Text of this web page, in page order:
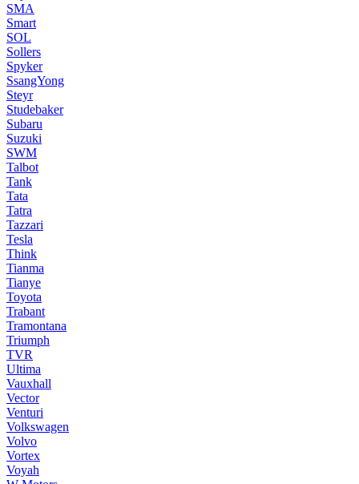
SMA
Smart
SOL
Sollers
Spyker
SsangYong
Steyr
Studebaker
Subaru
Suzuki
SWM
Talbot
Tank
Tata
Tatra
Tazzari
Tesla
Think
Tianma
Tianye
Toyota
Trabant
Tramontana
Triumph
TVR
Ultima
Vauxhall
Vector
Venturi
Volkswagen
Volvo
Vortex
Voyah